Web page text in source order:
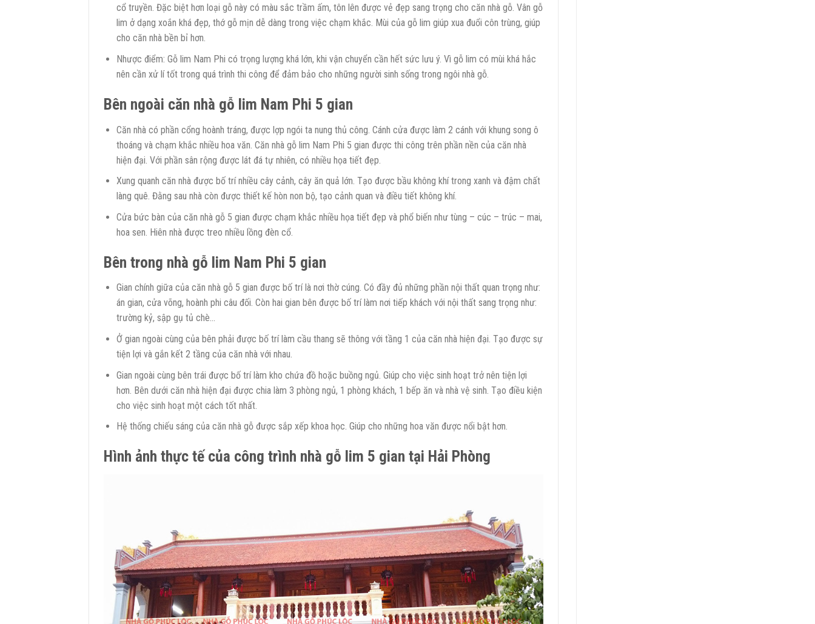
cổ truyền. Đặc biệt hơn loại gỗ này có màu sắc trầm ấm, tôn lên được vẻ đẹp sang trọng cho căn nhà gỗ. Vân gỗ
lim ở dạng xoắn khá đẹp, thớ gỗ mịn dễ dàng trong việc chạm khắc. Mùi của gỗ lim giúp xua đuổi côn trùng, giúp
cho căn nhà bền bỉ hơn.
Nhược điểm: Gỗ lim Nam Phi có trọng lượng khá lớn, khi vận chuyển cần hết sức lưu ý. Vì gỗ lim có mùi khá hắc
nên cần xử lí tốt trong quá trình thi công để đảm bảo cho những người sinh sống trong ngôi nhà gỗ.
Bên ngoài căn nhà gỗ lim Nam Phi 5 gian
Căn nhà có phần cổng hoành tráng, được lợp ngói ta nung thủ công. Cánh cửa được làm 2 cánh với khung song ô
thoáng và chạm khắc nhiều hoa văn. Căn nhà gỗ lim Nam Phi 5 gian được thi công trên phần nền của căn nhà
hiện đại. Với phần sân rộng được lát đá tự nhiên, có nhiều họa tiết đẹp.
Xung quanh căn nhà được bố trí nhiều cây cảnh, cây ăn quả lớn. Tạo được bầu không khí trong xanh và đậm chất
làng quê. Đằng sau nhà còn được thiết kế hòn non bộ, tạo cảnh quan và điều tiết không khí.
Cửa bức bàn của căn nhà gỗ 5 gian được chạm khắc nhiều họa tiết đẹp và phổ biến như tùng – cúc – trúc – mai,
hoa sen. Hiên nhà được treo nhiều lồng đèn cổ.
Bên trong nhà gỗ lim Nam Phi 5 gian
Gian chính giữa của căn nhà gỗ 5 gian được bố trí là nơi thờ cúng. Có đầy đủ những phần nội thất quan trọng như:
án gian, cửa võng, hoành phi câu đối. Còn hai gian bên được bố trí làm nơi tiếp khách với nội thất sang trọng như:
trường kỷ, sập gụ tủ chè…
Ở gian ngoài cùng của bên phải được bố trí làm cầu thang sẽ thông với tầng 1 của căn nhà hiện đại. Tạo được sự
tiện lợi và gắn kết 2 tầng của căn nhà với nhau.
Gian ngoài cùng bên trái được bố trí làm kho chứa đồ hoặc buồng ngủ. Giúp cho việc sinh hoạt trở nên tiện lợi
hơn. Bên dưới căn nhà hiện đại được chia làm 3 phòng ngủ, 1 phòng khách, 1 bếp ăn và nhà vệ sinh. Tạo điều kiện
cho việc sinh hoạt một cách tốt nhất.
Hệ thống chiếu sáng của căn nhà gỗ được sắp xếp khoa học. Giúp cho những hoa văn được nổi bật hơn.
Hình ảnh thực tế của công trình nhà gỗ lim 5 gian tại Hải Phòng